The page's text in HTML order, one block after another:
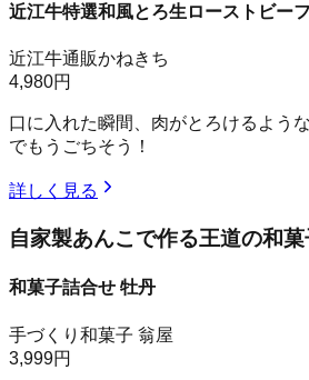
近江牛特選和風とろ生ローストビー
近江牛通販かねきち
4,980円
口に入れた瞬間、肉がとろけるよう
でもうごちそう！
詳しく見る
自家製あんこで作る王道の和
和菓子詰合せ 牡丹
手づくり和菓子 翁屋
3,999円